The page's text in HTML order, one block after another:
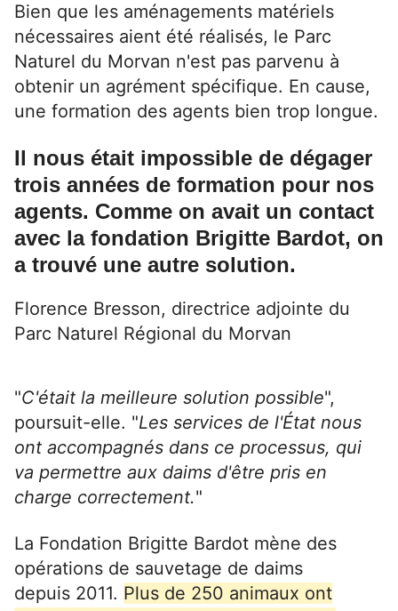
Bien que les aménagements matériels
nécessaires aient été réalisés, le Parc
Naturel du Morvan n'est pas parvenu à
obtenir un agrément spécifique. En cause,
une formation des agents bien trop longue.
Il nous était impossible de dégager
trois années de formation pour nos
agents. Comme on avait un contact
avec la fondation Brigitte Bardot, on
a trouvé une autre solution.
Florence Bresson, directrice adjointe du
Parc Naturel Régional du Morvan
"C'était la meilleure solution possible",
poursuit-elle. "Les services de l'État nous
ont accompagnés dans ce processus, qui
va permettre aux daims d'être pris en
charge correctement."
La Fondation Brigitte Bardot mène des
opérations de sauvetage de daims
depuis 2011. Plus de 250 animaux ont